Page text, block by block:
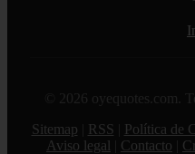
© 2026 oyequotes.com.
Sitemap
RSS Política de
Aviso legal
Contacto